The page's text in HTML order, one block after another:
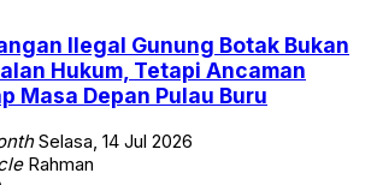
Ilegal Gunung Botak Bukan
Hukum, Tetapi Ancaman
Masa Depan Pulau Buru
Selasa, 14 Jul 2026
Rahman